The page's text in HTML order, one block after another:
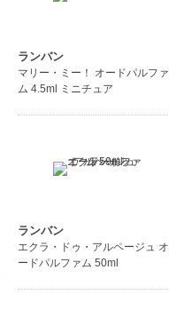
ランバン
マリー・ミー！ オードパルファ
ム 4.5ml ミニチュア
ランバン
エクラ・ドゥ・アルページュ オ
ードパルファム 50ml